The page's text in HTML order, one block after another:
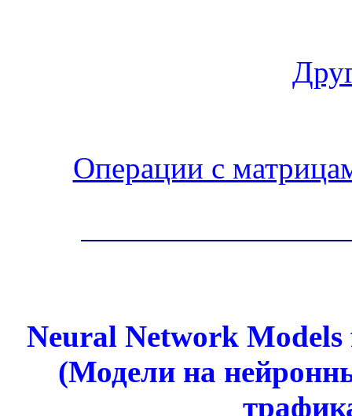
Операции с
Neural Network
(Модели на